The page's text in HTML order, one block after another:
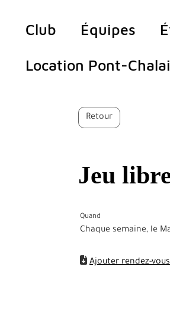
Club Équipes
Location Pont-
Retour
Jeu
Quand
Chaque semaine, le
Ajouter rendez-